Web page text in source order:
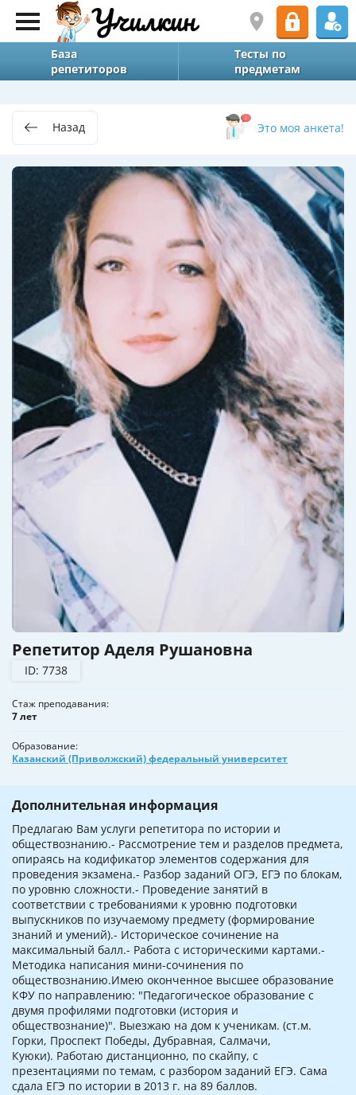
База
репетиторов
Тесты по
предметам
Назад Это моя анкета!
Репетитор Аделя Рушановна
ID: 7738
Стаж преподавания
7 лет
Образование
Казанский (Приволжский) федеральный университет
Дополнительная информация
Предлагаю Вам услуги репетитора по истории и
обществознанию.- Рассмотрение тем и разделов предмета,
опираясь на кодификатор элементов содержания для
проведения экзамена.- Разбор заданий ОГЭ, ЕГЭ по блокам,
по уровню сложности.- Проведение занятий в
соответствии с требованиями к уровню подготовки
выпускников по изучаемому предмету (формирование
знаний и умений).- Историческое сочинение на
максимальный балл.- Работа с историческими картами.-
Методика написания мини-сочинения по
обществознанию.Имею оконченное высшее образование
КФУ по направлению: "Педагогическое образование с
двумя профилями подготовки (история и
обществознание)". Выезжаю на дом к ученикам. (ст.м.
Горки, Проспект Победы, Дубравная, Салмачи,
Куюки). Работаю дистанционно, по скайпу, с
презентациями по темам, с разбором заданий ЕГЭ. Сама
сдала ЕГЭ по истории в 2013 г. на 89 баллов.